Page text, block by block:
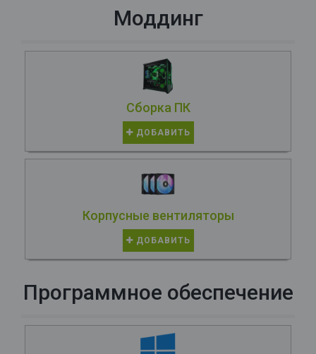
Моддинг
Сборка ПК
ДОБАВИТЬ
Корпусные вентиляторы
ДОБАВИТЬ
Программное обеспечение